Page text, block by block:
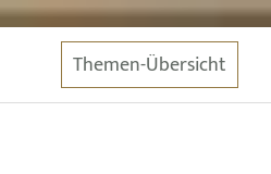
Themen-Übersicht